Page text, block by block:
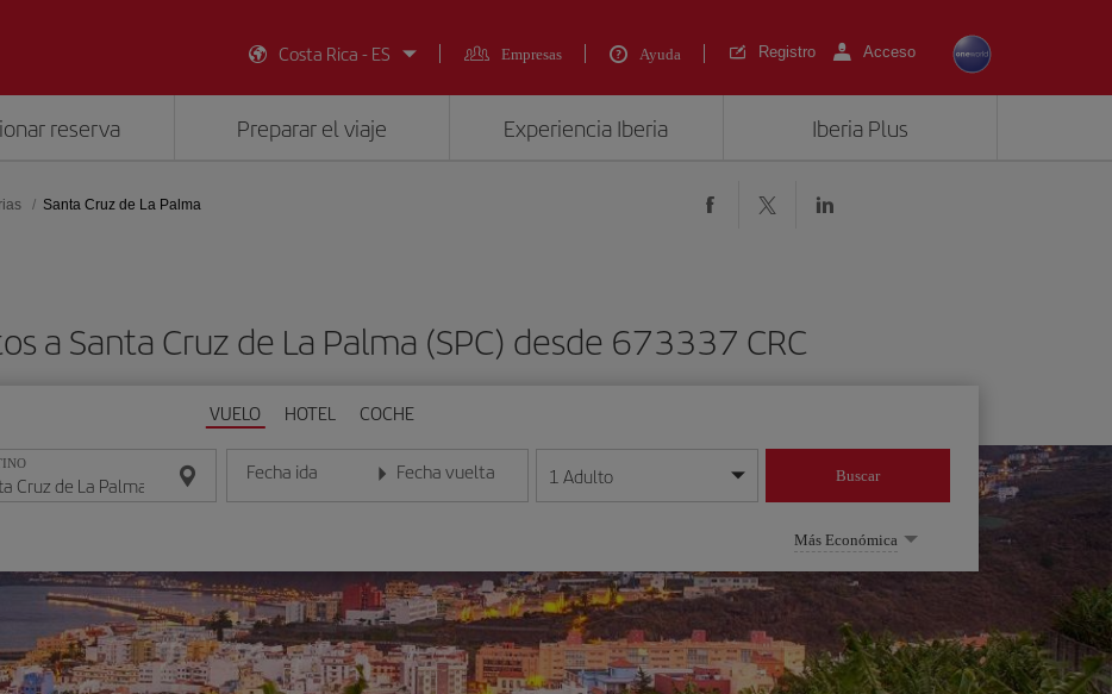
Costa Rica - ES
Empresas Ayuda Registro Acceso
reserva Preparar el viaje Experiencia Iberia Iberia Plus
Santa Cruz de La Palma
a Santa Cruz de La Palma (SPC) desde 673337 CRC
VUELO HOTEL COCHE
Fecha ida
Introduce la fecha en formato día/mes/año
Fecha vuelta
Introduce la fecha en formato día/mes/año
1 Adulto Buscar
Más Económica